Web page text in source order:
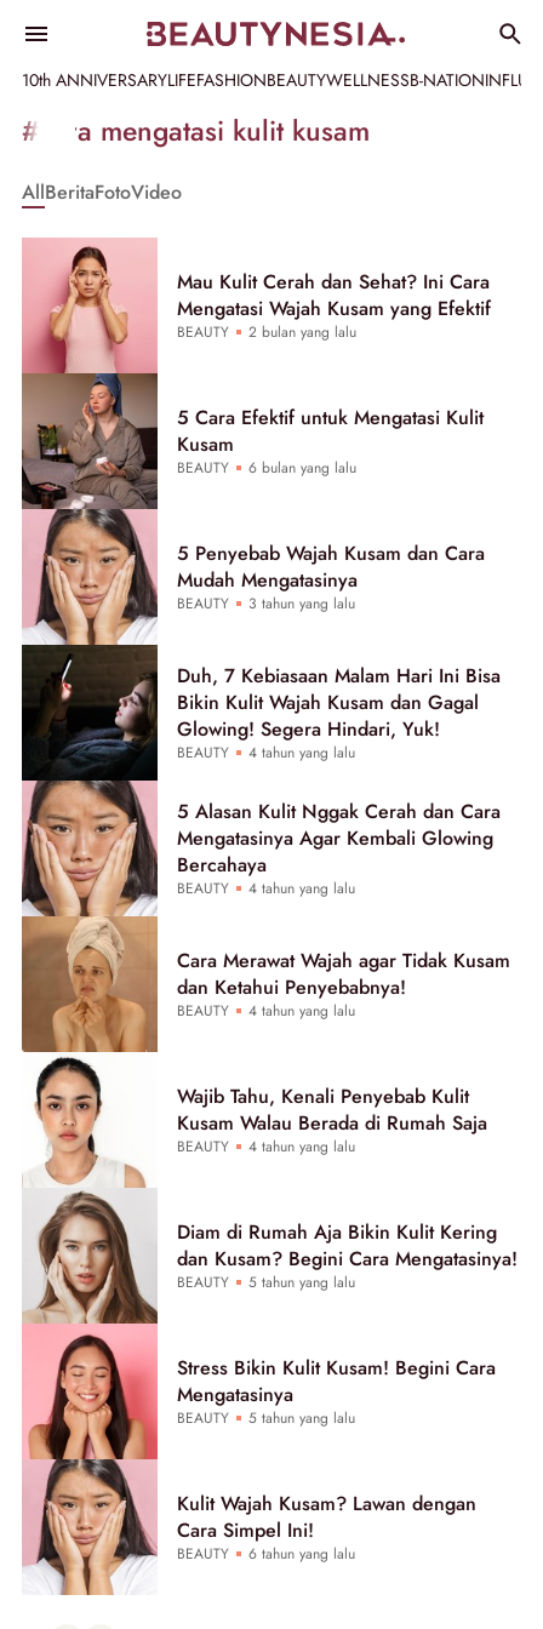
10th ANNIVERSARYLIFEFASHIONBEAUTYWELLNESSB-NATION
Informasi
[GET_DATA_TITLE]
Beautynesia
#cara mengatasi kulit kusam
AllBeritaFotoVideo
Mau Kulit Cerah dan Sehat? Ini Cara
Mengatasi Wajah Kusam yang Efektif
BEAUTY 2 bulan yang lalu
5 Cara Efektif untuk Mengatasi Kulit
Kusam
BEAUTY 6 bulan yang lalu
5 Penyebab Wajah Kusam dan Cara
Mudah Mengatasinya
BEAUTY 3 tahun yang lalu
Duh, 7 Kebiasaan Malam Hari Ini Bisa
Bikin Kulit Wajah Kusam dan Gagal
Glowing! Segera Hindari, Yuk!
BEAUTY 4 tahun yang lalu
5 Alasan Kulit Nggak Cerah dan Cara
Mengatasinya Agar Kembali Glowing
Bercahaya
BEAUTY 4 tahun yang lalu
Cara Merawat Wajah agar Tidak Kusam
dan Ketahui Penyebabnya!
BEAUTY 4 tahun yang lalu
Wajib Tahu, Kenali Penyebab Kulit
Kusam Walau Berada di Rumah Saja
BEAUTY 4 tahun yang lalu
Diam di Rumah Aja Bikin Kulit Kering
dan Kusam? Begini Cara Mengatasinya!
BEAUTY 5 tahun yang lalu
Stress Bikin Kulit Kusam! Begini Cara
Mengatasinya
BEAUTY 5 tahun yang lalu
Kulit Wajah Kusam? Lawan dengan
Cara Simpel Ini!
BEAUTY 6 tahun yang lalu